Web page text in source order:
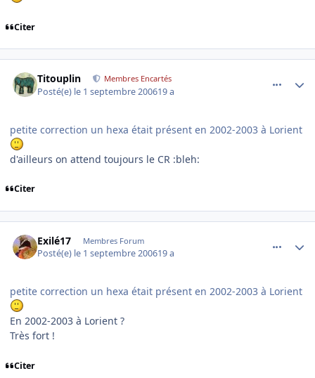
Citer
Titouplin Membres Encartés
Posté(e) le 1 septembre 200619 a
petite correction un hexa était présent en 2002-2003 à Lorient
d'ailleurs on attend toujours le CR :bleh:
Citer
Exilé17 Membres Forum
Posté(e) le 1 septembre 200619 a
petite correction un hexa était présent en 2002-2003 à Lorient
En 2002-2003 à Lorient ?
Très fort !
Citer